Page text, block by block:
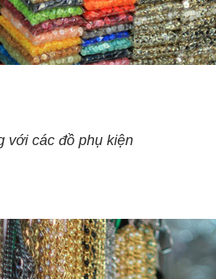
với các đồ phụ kiện